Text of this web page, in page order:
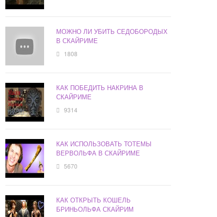
МОЖНО ЛИ УБИТЬ СЕДОБОРОДЫХ
В СКАЙРИМЕ
1808
КАК ПОБЕДИТЬ НАКРИНА В
СКАЙРИМЕ
9314
КАК ИСПОЛЬЗОВАТЬ ТОТЕМЫ
ВЕРВОЛЬФА В СКАЙРИМЕ
5670
КАК ОТКРЫТЬ КОШЕЛЬ
БРИНЬОЛЬФА СКАЙРИМ